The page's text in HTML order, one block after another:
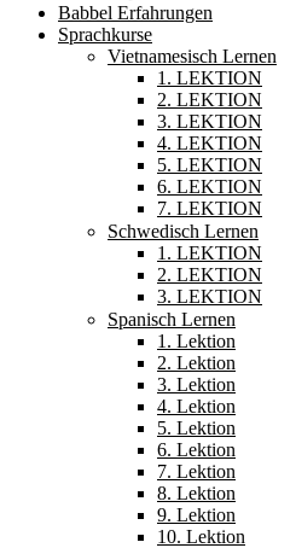
Babbel Erfahrungen
Sprachkurse
Vietnamesisch Lernen
1. LEKTION
2. LEKTION
3. LEKTION
4. LEKTION
5. LEKTION
6. LEKTION
7. LEKTION
Schwedisch Lernen
1. LEKTION
2. LEKTION
3. LEKTION
Spanisch Lernen
1. Lektion
2. Lektion
3. Lektion
4. Lektion
5. Lektion
6. Lektion
7. Lektion
8. Lektion
9. Lektion
10. Lektion